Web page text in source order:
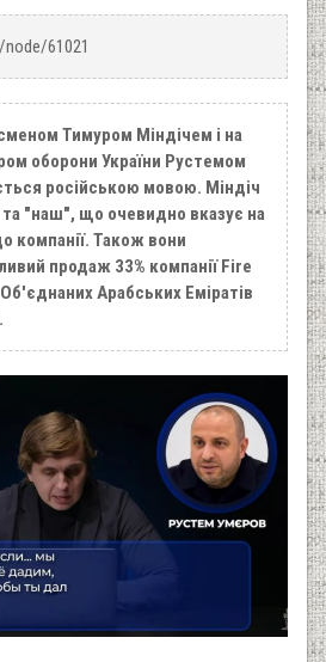
61021
Тимуром Міндічем і на
оборони України Рустемом
російською мовою. Міндіч
"наш", що очевидно вказує на
компанії. Також вони
продаж 33% компанії Fire
Арабських Еміратів